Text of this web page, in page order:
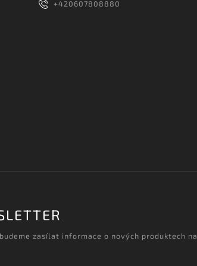
+420607808880
zasílat informace o nových produktech na